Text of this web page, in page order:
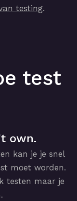
testing.
test
own.
kan je je snel
moet worden.
testen maar je